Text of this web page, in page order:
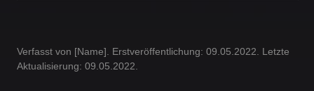
Verfasst von [Name]. Erstveröffentlichung: 09.05.2022. Letzte
Aktualisierung: 09.05.2022.